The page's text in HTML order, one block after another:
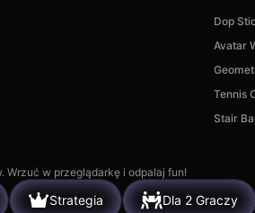
Dop
Avatar
Tennis
Stair
Wrzuć w przeglądarkę i odpalaj fun!
Strategia Dla 2 Graczy